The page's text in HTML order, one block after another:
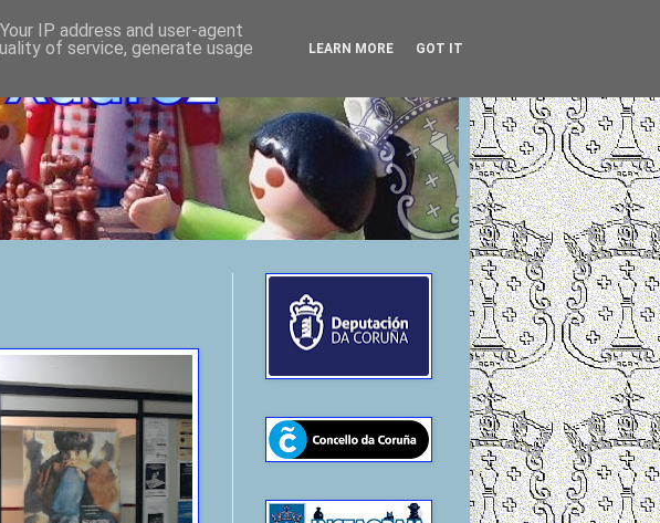
IP address and user-agent
of service, generate usage
LEARN MORE GOT IT